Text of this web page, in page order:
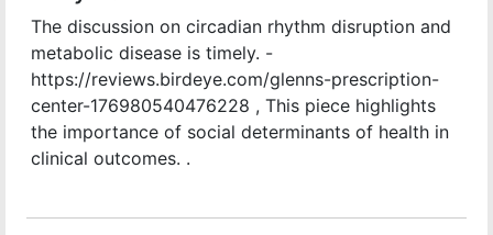
The discussion on circadian rhythm disruption and
metabolic disease is timely. -
https://reviews.birdeye.com/glenns-prescription-
center-176980540476228 , This piece highlights
the importance of social determinants of health in
clinical outcomes. .